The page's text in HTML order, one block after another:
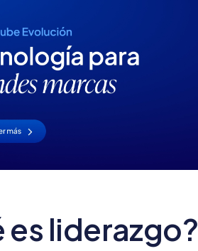
es liderazgo?